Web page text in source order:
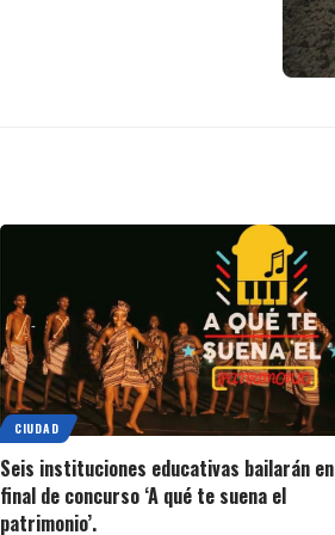
CIUDAD
Seis instituciones educativas bailarán en
final de concurso ‘A qué te suena el
patrimonio’.